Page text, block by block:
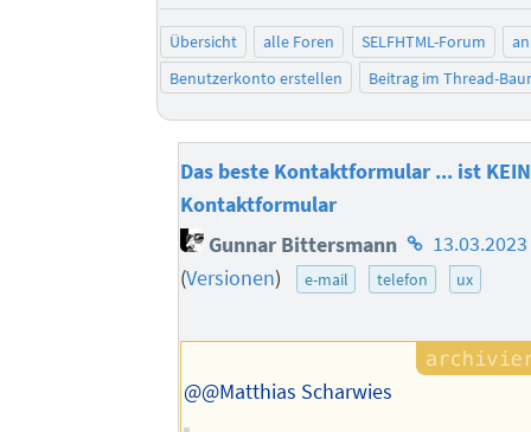
Übersicht alle Foren SELFHTML-Forum
Benutzerkonto erstellen
Beitrag im Thread-
Das beste Kontaktformular ... ist KEIN
Kontaktformular
Gunnar Bittersmann Homepage
des
(Versionen) e-mail telefon ux
@@Matthias Scharwies